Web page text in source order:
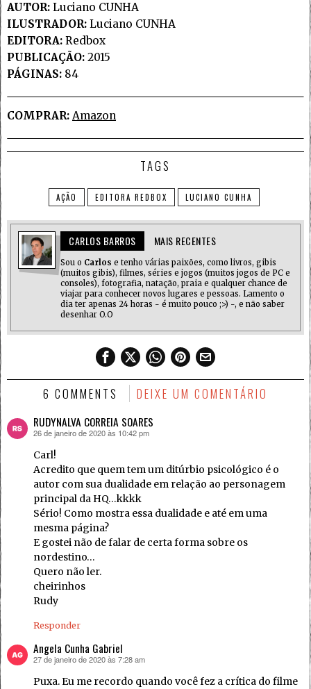
AUTOR: Luciano CUNHA
ILUSTRADOR: Luciano CUNHA
EDITORA: Redbox
PUBLICAÇÃO: 2015
PÁGINAS: 84
COMPRAR: Amazon
TAGS
AÇÃO EDITORA REDBOX LUCIANO CUNHA
CARLOS BARROS MAIS RECENTES
Sou o Carlos e tenho várias paixões, como livros, gibis
(muitos gibis), filmes, séries e jogos (muitos jogos de PC e
consoles), fotografia, natação, praia e qualquer chance de
viajar para conhecer novos lugares e pessoas. Lamento o
dia ter apenas 24 horas - é muito pouco ;>) -, e não saber
desenhar O.O
6 COMMENTS DEIXE UM COMENTÁRIO
RUDYNALVA CORREIA SOARES
disse:
26 de janeiro de 2020 às 10:42 pm
Carl!
Acredito que quem tem um ditúrbio psicológico é o
autor com sua dualidade em relação ao personagem
principal da HQ…kkkk
Sério! Como mostra essa dualidade e até em uma
mesma página?
E gostei não de falar de certa forma sobre os
nordestino…
Quero não ler.
cheirinhos
Rudy
Responder
Angela Cunha Gabriel
disse:
27 de janeiro de 2020 às 7:28 am
Puxa. Eu me recordo quando você fez a crítica do filme